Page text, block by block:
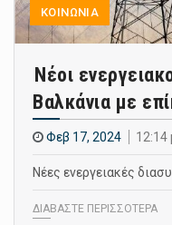
ΚΟΙΝΩΝΙΑ
Νέοι
Βαλκάνια με
Φεβ 17, 2024 12:14
Νέες ενεργειακές
ΔΙΑΒΑΣΤΕ ΠΕΡΙΣΣΟΤΕΡΑ